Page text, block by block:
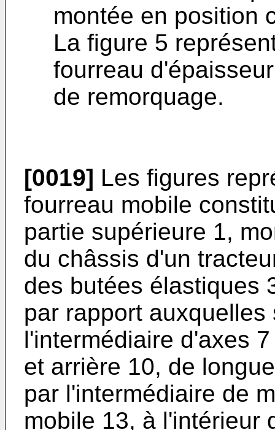
montée en position
La figure 5
fourreau
de remorquage.
[0019] Les figures
fourreau mobile
partie supérieure 1,
du châssis d'un
des butées élastiques
par rapport
l'intermédiaire d'axes
et arrière 10, de
par l'intermédiaire de
mobile 13, à l'intérieur